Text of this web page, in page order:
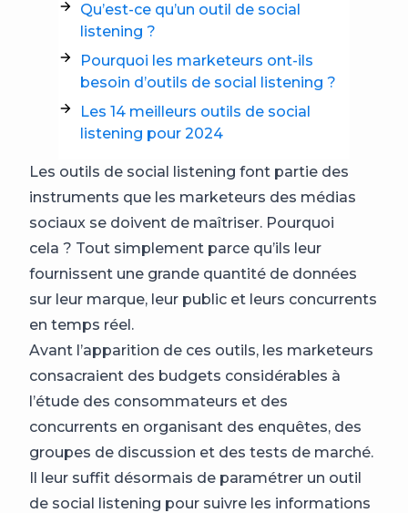
Qu’est-ce qu’un outil de social
listening ?
Pourquoi les marketeurs ont-ils
besoin d’outils de social listening ?
Les 14 meilleurs outils de social
listening pour 2024
Les outils de social listening font partie des
instruments que les marketeurs des médias
sociaux se doivent de maîtriser. Pourquoi
cela ? Tout simplement parce qu’ils leur
fournissent une grande quantité de données
sur leur marque, leur public et leurs concurrents
en temps réel.
Avant l’apparition de ces outils, les marketeurs
consacraient des budgets considérables à
l’étude des consommateurs et des
concurrents en organisant des enquêtes, des
groupes de discussion et des tests de marché.
Il leur suffit désormais de paramétrer un outil
de social listening pour suivre les informations